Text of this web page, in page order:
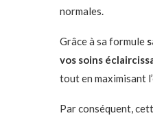
normales.
Grâce à sa formule
vos soins
tout en maximisant
Par conséquent,